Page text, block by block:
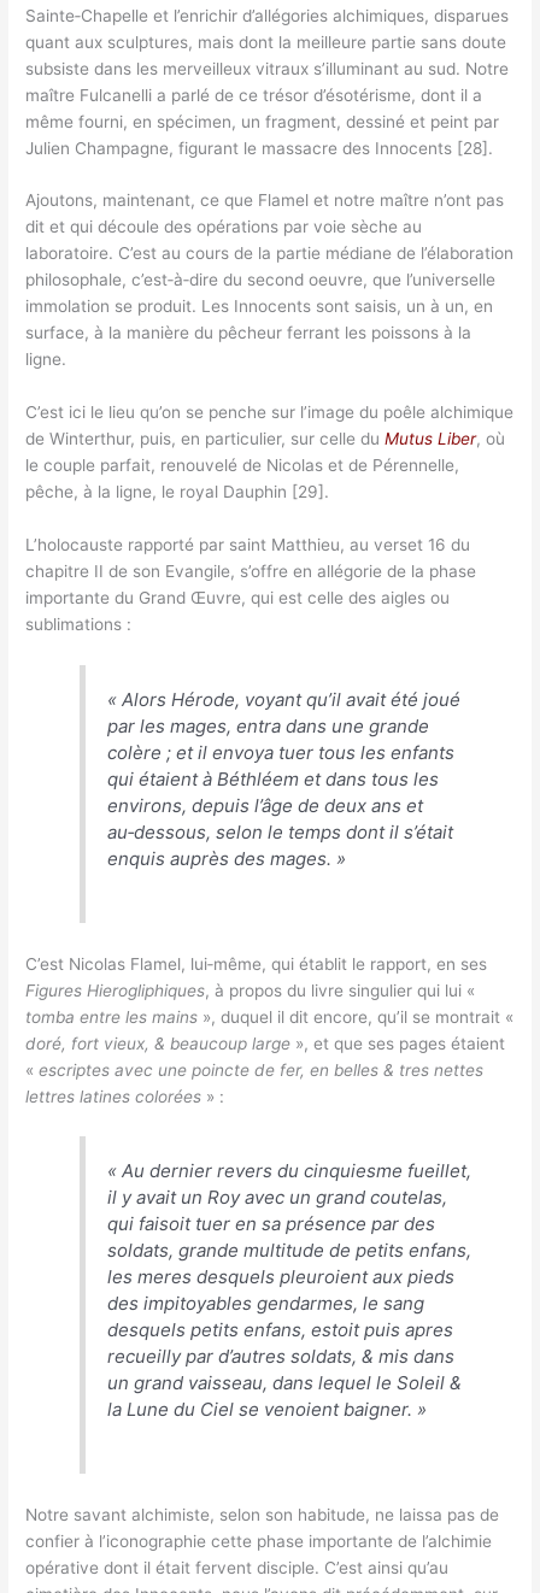
Sainte‑Chapelle et l’enrichir d’allégories alchimiques, disparues
quant aux sculptures, mais dont la meilleure partie sans doute
subsiste dans les merveilleux vitraux s’illuminant au sud. Notre
maître Fulcanelli a parlé de ce trésor d’ésotérisme, dont il a
même fourni, en spécimen, un fragment, dessiné et peint par
Julien Champagne, figurant le massacre des Innocents [28].
Ajoutons, maintenant, ce que Flamel et notre maître n’ont pas
dit et qui découle des opérations par voie sèche au
laboratoire. C’est au cours de la partie médiane de l’élaboration
philosophale, c’est‑à‑dire du second oeuvre, que l’universelle
immolation se produit. Les Innocents sont saisis, un à un, en
surface, à la manière du pêcheur ferrant les poissons à la
ligne.
C’est ici le lieu qu’on se penche sur l’image du poêle alchimique
de Winterthur, puis, en particulier, sur celle duMutus Liber, où
le couple parfait, renouvelé de Nicolas et de Pérennelle,
pêche, à la ligne, le royal Dauphin [29].
L’holocauste rapporté par saint Matthieu, au verset 16 du
chapitre II de son Evangile, s’offre en allégorie de la phase
importante du Grand Œuvre, qui est celle des aigles ou
sublimations :
«Alors Hérode, voyant qu’il avait été joué
par les mages, entra dans une grande
colère ; et il envoya tuer tous les enfants
qui étaient à Béthléem et dans tous les
environs, depuis l’âge de deux ans et
au‑dessous, selon le temps dont il s’était
enquis auprès des mages. »
C’est Nicolas Flamel, lui‑même, qui établit le rapport, en ses
Figures Hierogliphiques, à propos du livre singulier qui lui «
tomba entre les mains », duquel il dit encore, qu’il se montrait «
doré, fort vieux, & beaucoup large », et que ses pages étaient
«escriptes avec une poincte de fer, en belles & tres nettes
lettres latines colorées » :
«Au dernier revers du cinquiesme fueillet,
il y avait un Roy avec un grand coutelas,
qui faisoit tuer en sa présence par des
soldats, grande multitude de petits enfans,
les meres desquels pleuroient aux pieds
des impitoyables gendarmes, le sang
desquels petits enfans, estoit puis apres
recueilly par d’autres soldats, & mis dans
un grand vaisseau, dans lequel le Soleil &
la Lune du Ciel se venoient baigner. »
Notre savant alchimiste, selon son habitude, ne laissa pas de
confier à l’iconographie cette phase importante de l’alchimie
opérative dont il était fervent disciple. C’est ainsi qu’au